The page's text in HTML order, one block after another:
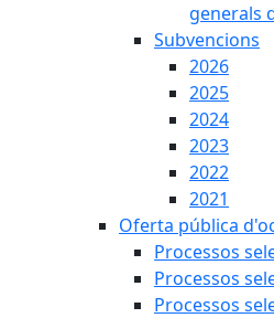
generals
Subvencions
2026
2025
2024
2023
2022
2021
Oferta pública
Processos
Processos
Processos